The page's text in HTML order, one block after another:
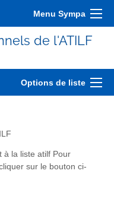
Menu Sympa
de l'ATILF
Options de liste
à la liste atilf Pour
sur le bouton ci-